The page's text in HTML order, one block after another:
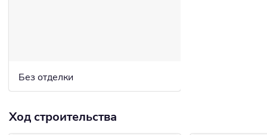
Без отделки
Ход строительства